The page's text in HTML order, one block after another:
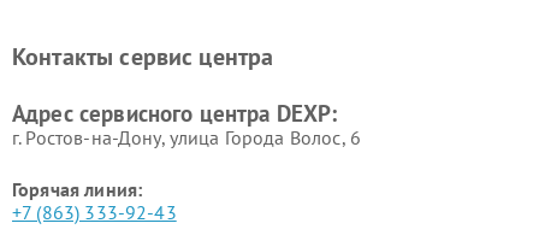
Ремонт серверов DEXP
Ремонт мини пк DEXP
Контакты сервис центра
Адрес сервисного центра DEXP:
г. Ростов-на-Дону, улица Города Волос, 6
Горячая линия:
+7 (863) 333-92-43